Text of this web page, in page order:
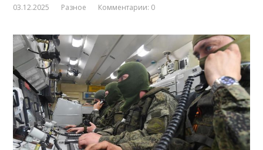
03.12.2025 Разное Комментарии: 0